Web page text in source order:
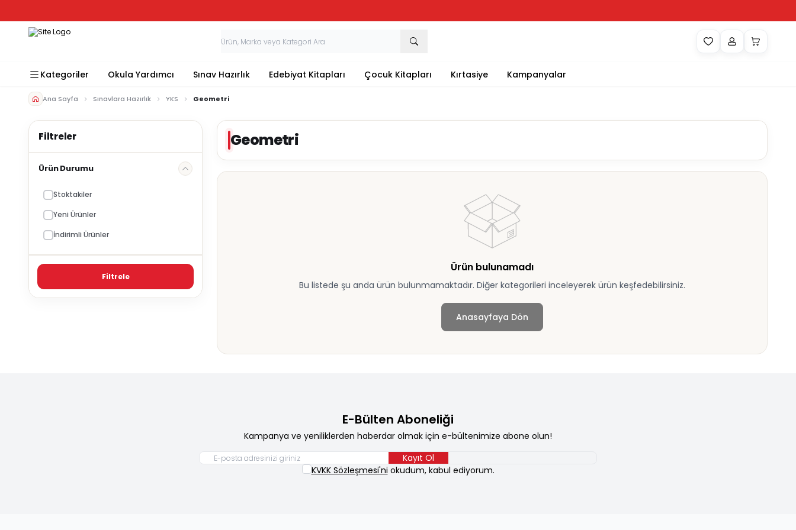
Kategoriler Okula Yardımcı Sınav Hazırlık Edebiyat Kitapları Çocuk Kitapları Kırtasiye Kampanyalar
Ana Sayfa Sınavlara Hazırlık YKS Geometri
Ürün Durumu
Stoktakiler
Yeni Ürünler
İndirimli Ürünler
Filtrele
Geometri
Ürün bulunamadı
Bu listede şu anda ürün bulunmamaktadır. Diğer kategorileri inceleyerek ürün keşfedebilirsiniz.
Anasayfaya Dön
E-Bülten Aboneliği
Kampanya ve yeniliklerden haberdar olmak için e-bültenimize abone olun!
Kayıt Ol
KVKK Sözleşmesi'ni okudum, kabul ediyorum.